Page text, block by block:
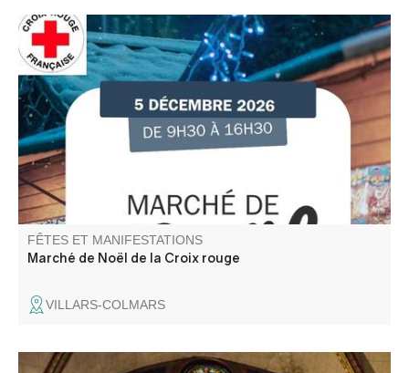
Participez aux actions de la Croix Rouge Française locale
et venez rencontrer l'équipe des bénévoles. De bonnes
affaires sur le marché avant l'arrivée des fêtes.
FÊTES ET MANIFESTATIONS
Marché de Noël de la Croix rouge
VILLARS-COLMARS